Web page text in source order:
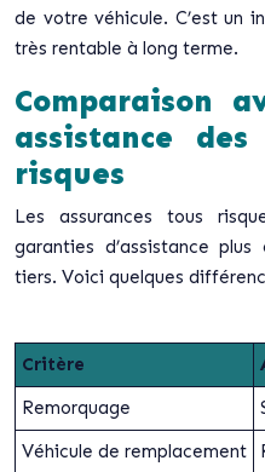
de votre véhicule. C’est un
très rentable à long terme.
Comparaison
assistance
risques
Les assurances tous
garanties d’assistance
tiers. Voici quelques
Critère
Remorquage
Véhicule de remplacement